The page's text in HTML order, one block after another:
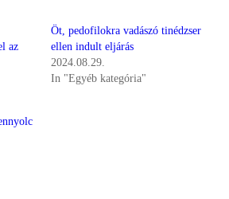
az
Öt, pedofilokra vadászó tinédzser
ellen indult eljárás
2024.08.29.
In "Egyéb kategória"